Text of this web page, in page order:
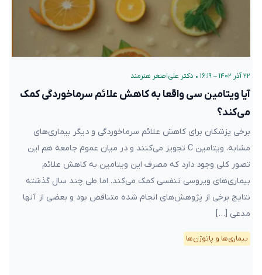
۲۲ آذر ۱۴۰۲ – ۱۶:۱۹ • دکتر علی‌اصغر هنرمند
آیا ویتامین سی واقعا به کاهش علائم سرماخوردگی کمک
می‌کند؟
برخی پزشکان برای کاهش علائم سرماخوردگی و دیگر بیماری‌های
مشابه، ویتامین C تجویز می‌کنند و در میان عموم جامعه هم این
تصور کلی وجود دارد که مصرف این ویتامین به کاهش علائم
بیماری‌های ویروسی تنفسی کمک می‌کند. اما طی چند سال گذشته
نتایج برخی از پژوهش‌های انجام شده متناقض بود و بعضی از آنها
مدعی […]
بیماری‌ها و پاتوژن‌ها